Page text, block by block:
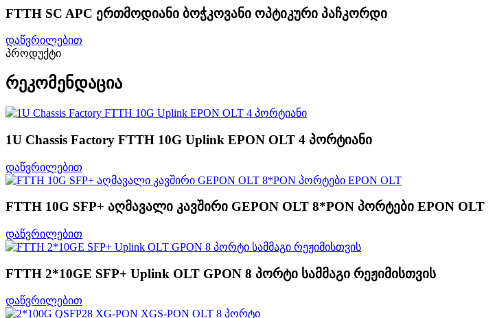
FTTH SC APC ერთმოდიანი ბოჭკოვანი ოპტიკური პაჩკორდი
დაწვრილებით
პროდუქტი
რეკომენდაცია
1U Chassis Factory FTTH 10G Uplink EPON OLT 4 პორტიანი
დაწვრილებით
FTTH 10G SFP+ აღმავალი კავშირი GEPON OLT 8*PON პორტები EPON OLT
დაწვრილებით
FTTH 2*10GE SFP+ Uplink OLT GPON 8 პორტი სამმაგი რეჟიმისთვის
დაწვრილებით